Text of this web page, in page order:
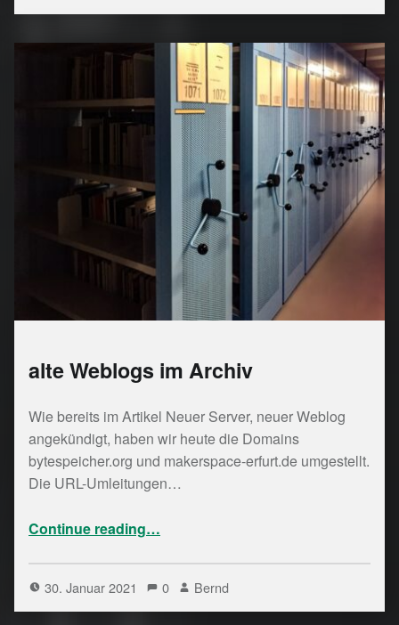
alte Weblogs im Archiv
Wie bereits im Artikel Neuer Server, neuer Weblog
angekündigt, haben wir heute die Domains
bytespeicher.org und makerspace-erfurt.de umgestellt.
Die URL-Umleitungen…
Continue reading…
30. Januar 2021 0 Bernd